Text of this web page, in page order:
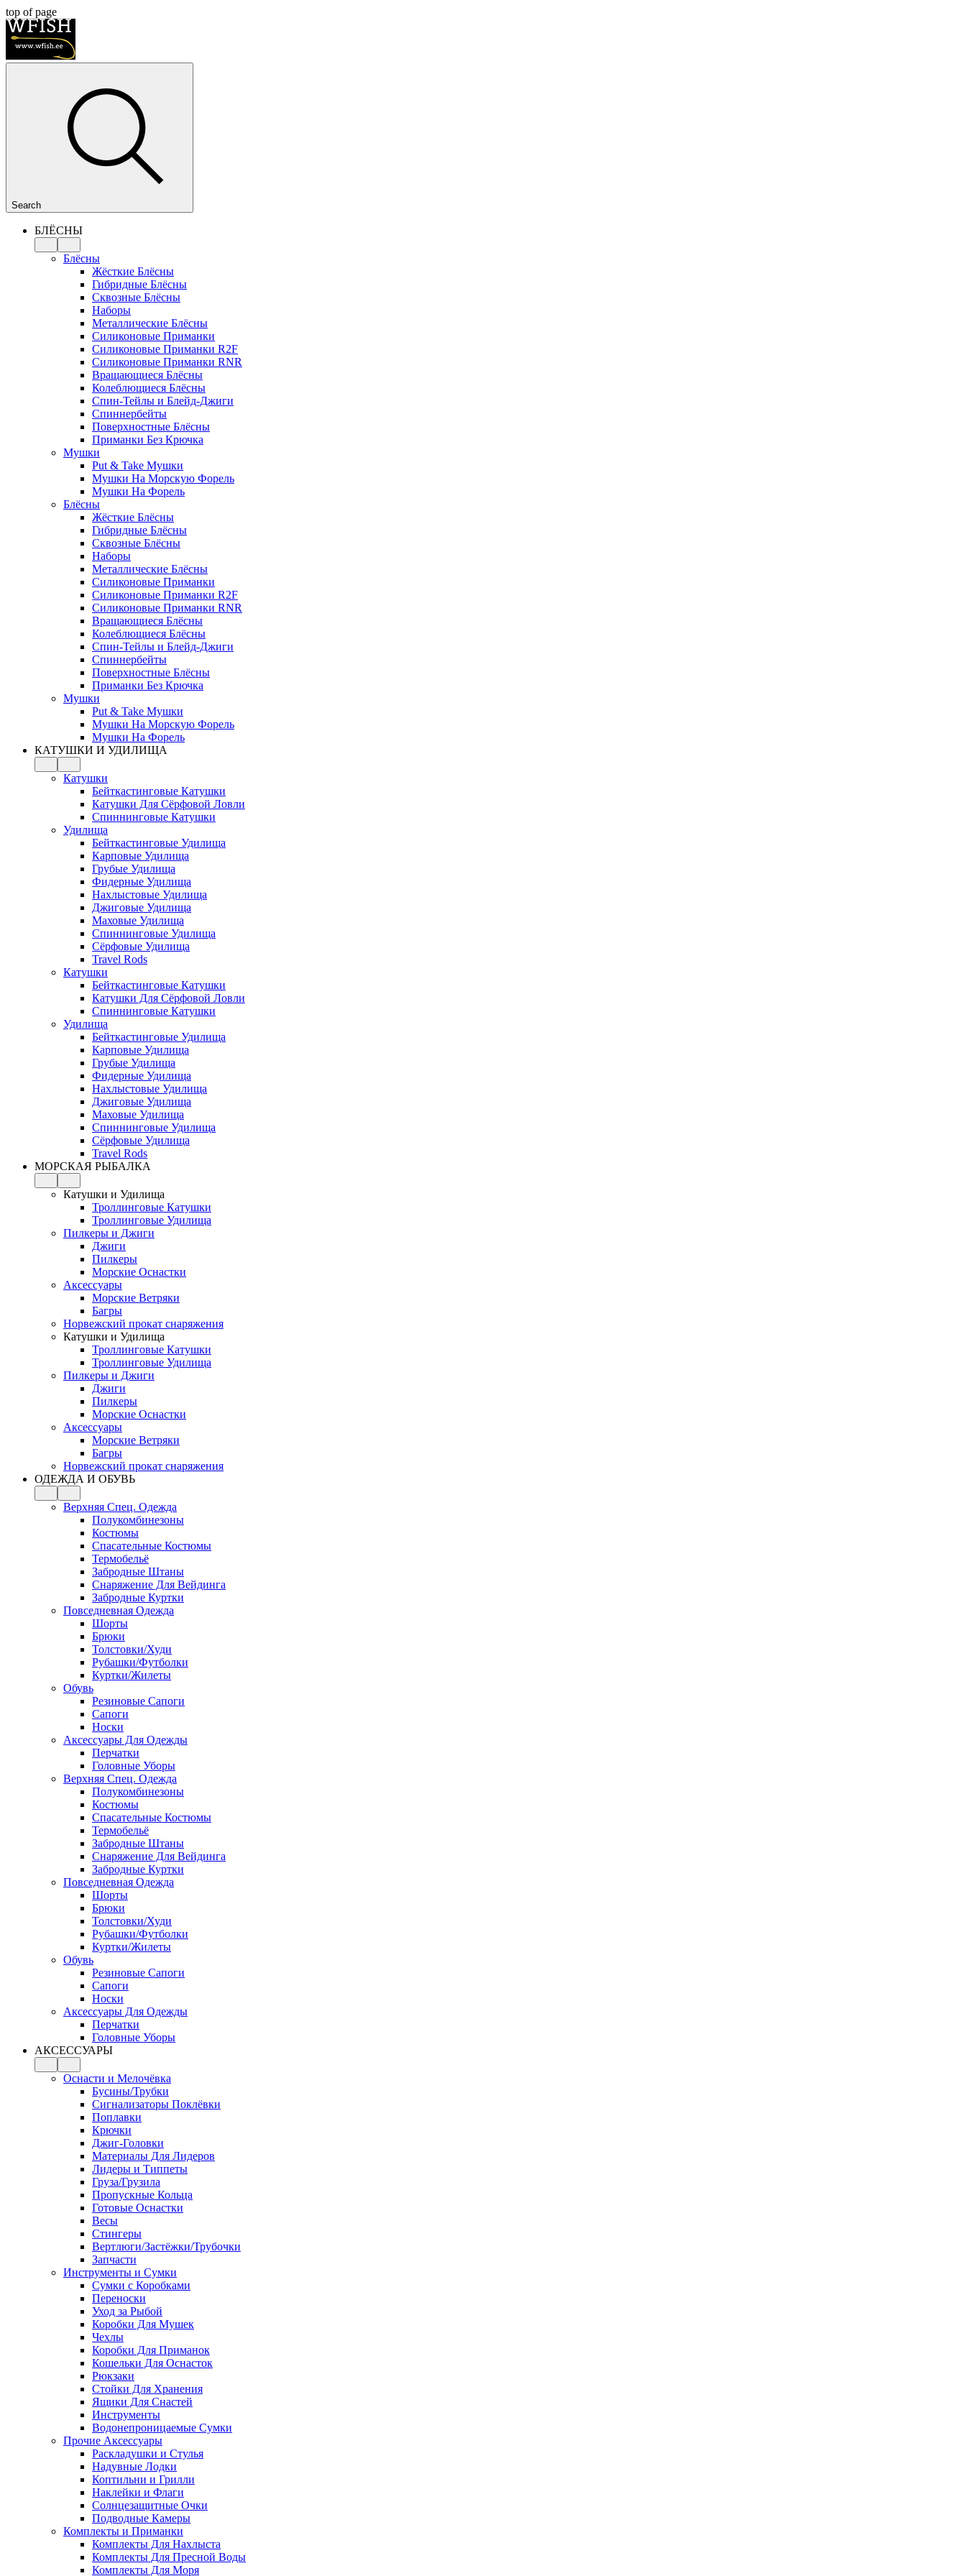
top of page
Search
БЛЁСНЫ
Блёсны
Жёсткие Блёсны
Гибридные Блёсны
Сквозные Блёсны
Наборы
Металлические Блёсны
Силиконовые Приманки
Силиконовые Приманки R2F
Силиконовые Приманки RNR
Вращающиеся Блёсны
Колеблющиеся Блёсны
Спин-Тейлы и Блейд-Джиги
Спиннербейты
Поверхностные Блёсны
Приманки Без Крючка
Мушки
Put & Take Мушки
Мушки На Морскую Форель
Мушки На Форель
Блёсны
Жёсткие Блёсны
Гибридные Блёсны
Сквозные Блёсны
Наборы
Металлические Блёсны
Силиконовые Приманки
Силиконовые Приманки R2F
Силиконовые Приманки RNR
Вращающиеся Блёсны
Колеблющиеся Блёсны
Спин-Тейлы и Блейд-Джиги
Спиннербейты
Поверхностные Блёсны
Приманки Без Крючка
Мушки
Put & Take Мушки
Мушки На Морскую Форель
Мушки На Форель
КАТУШКИ И УДИЛИЩА
Катушки
Бейткастинговые Катушки
Катушки Для Сёрфовой Ловли
Спиннинговые Катушки
Удилища
Бейткастинговые Удилища
Карповые Удилища
Грубые Удилища
Фидерные Удилища
Нахлыстовые Удилища
Джиговые Удилища
Маховые Удилища
Спиннинговые Удилища
Сёрфовые Удилища
Travel Rods
Катушки
Бейткастинговые Катушки
Катушки Для Сёрфовой Ловли
Спиннинговые Катушки
Удилища
Бейткастинговые Удилища
Карповые Удилища
Грубые Удилища
Фидерные Удилища
Нахлыстовые Удилища
Джиговые Удилища
Маховые Удилища
Спиннинговые Удилища
Сёрфовые Удилища
Travel Rods
МОРСКАЯ РЫБАЛКА
Катушки и Удилища
Троллинговые Катушки
Троллинговые Удилища
Пилкеры и Джиги
Джиги
Пилкеры
Морские Оснастки
Аксессуары
Морские Ветряки
Багры
Норвежский прокат снаряжения
Катушки и Удилища
Троллинговые Катушки
Троллинговые Удилища
Пилкеры и Джиги
Джиги
Пилкеры
Морские Оснастки
Аксессуары
Морские Ветряки
Багры
Норвежский прокат снаряжения
ОДЕЖДА И ОБУВЬ
Верхняя Спец. Одежда
Полукомбинезоны
Костюмы
Спасательные Костюмы
Термобельё
Забродные Штаны
Снаряжение Для Вейдинга
Забродные Куртки
Повседневная Одежда
Шорты
Брюки
Толстовки/Худи
Рубашки/Футболки
Куртки/Жилеты
Обувь
Резиновые Сапоги
Сапоги
Носки
Аксессуары Для Одежды
Перчатки
Головные Уборы
Верхняя Спец. Одежда
Полукомбинезоны
Костюмы
Спасательные Костюмы
Термобельё
Забродные Штаны
Снаряжение Для Вейдинга
Забродные Куртки
Повседневная Одежда
Шорты
Брюки
Толстовки/Худи
Рубашки/Футболки
Куртки/Жилеты
Обувь
Резиновые Сапоги
Сапоги
Носки
Аксессуары Для Одежды
Перчатки
Головные Уборы
АКСЕССУАРЫ
Оснасти и Мелочёвка
Бусины/Трубки
Сигнализаторы Поклёвки
Поплавки
Крючки
Джиг-Головки
Материалы Для Лидеров
Лидеры и Типпеты
Груза/Грузила
Пропускные Кольца
Готовые Оснастки
Весы
Стингеры
Вертлюги/Застёжки/Трубочки
Запчасти
Инструменты и Сумки
Сумки с Коробками
Переноски
Уход за Рыбой
Коробки Для Мушек
Чехлы
Коробки Для Приманок
Кошельки Для Оснасток
Рюкзаки
Стойки Для Хранения
Ящики Для Снастей
Инструменты
Водонепроницаемые Сумки
Прочие Аксессуары
Раскладушки и Стулья
Надувные Лодки
Коптильни и Грилли
Наклейки и Флаги
Солнцезащитные Очки
Подводные Камеры
Комплекты и Приманки
Комплекты Для Нахлыста
Комплекты Для Пресной Воды
Комплекты Для Моря